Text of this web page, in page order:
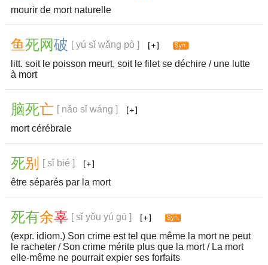
mourir de mort naturelle
鱼死网破 [ yú sǐ wǎng pò ]
litt. soit le poisson meurt, soit le filet se déchire / une lutte
à mort
脑死亡 [ nǎo sǐ wáng ]
mort cérébrale
死别
[ sǐ bié ]
être séparés par la mort
死有余辜 [ sǐ yǒu yú gū ]
(expr. idiom.) Son crime est tel que même la mort ne peut
le racheter / Son crime mérite plus que la mort / La mort
elle-même ne pourrait expier ses forfaits